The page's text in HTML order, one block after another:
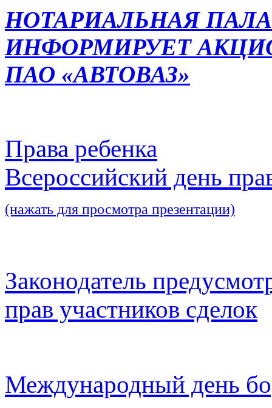
НОТАРИАЛЬНАЯ
ИНФОРМИРУЕТ
ПАО «АВТОВАЗ»
Права ребенка
Всероссийский день
(нажать для просмотра презентации)
Законодатель
прав участников сделок
Международный день